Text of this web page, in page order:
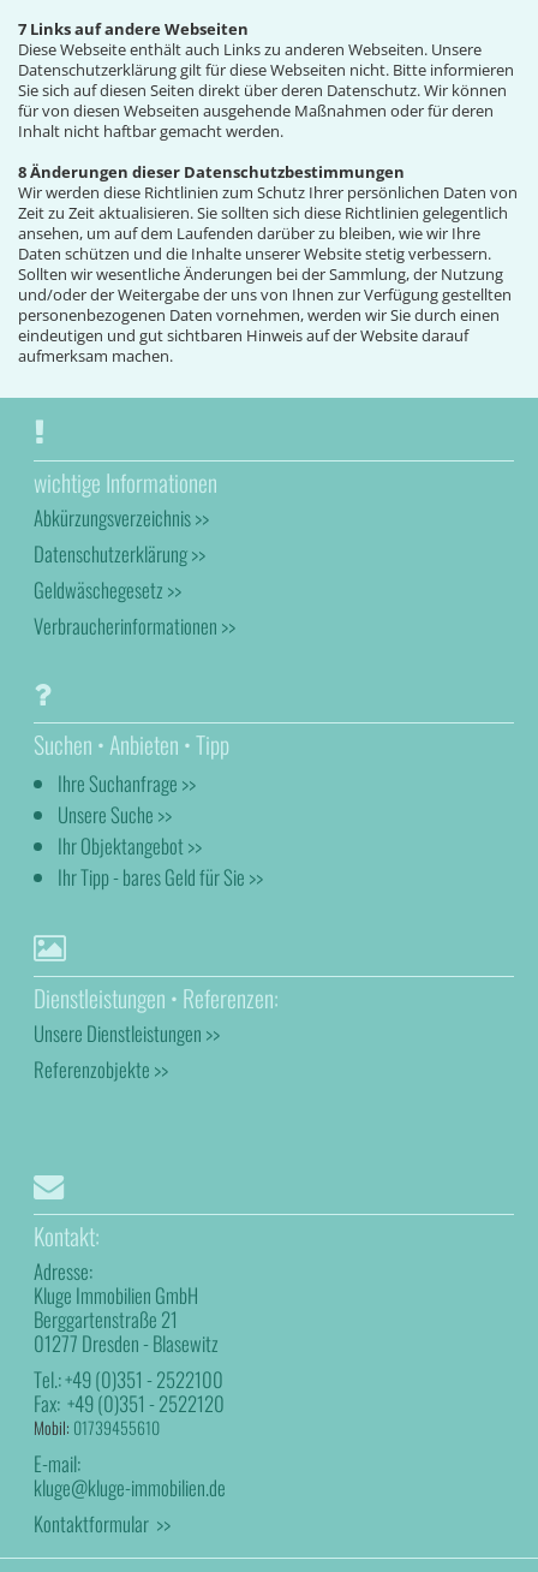
7 Links auf andere Webseiten
Diese Webseite enthält auch Links zu anderen Webseiten. Unsere
Datenschutzerklärung gilt für diese Webseiten nicht. Bitte informieren
Sie sich auf diesen Seiten direkt über deren Datenschutz. Wir können
für von diesen Webseiten ausgehende Maßnahmen oder für deren
Inhalt nicht haftbar gemacht werden.
8 Änderungen dieser Datenschutzbestimmungen
Wir werden diese Richtlinien zum Schutz Ihrer persönlichen Daten von
Zeit zu Zeit aktualisieren. Sie sollten sich diese Richtlinien gelegentlich
ansehen, um auf dem Laufenden darüber zu bleiben, wie wir Ihre
Daten schützen und die Inhalte unserer Website stetig verbessern.
Sollten wir wesentliche Änderungen bei der Sammlung, der Nutzung
und/oder der Weitergabe der uns von Ihnen zur Verfügung gestellten
personenbezogenen Daten vornehmen, werden wir Sie durch einen
eindeutigen und gut sichtbaren Hinweis auf der Website darauf
aufmerksam machen.
wichtige Informationen
Abkürzungsverzeichnis >>
Datenschutzerklärung >>
Geldwäschegesetz >>
Verbraucherinformationen >>
Suchen • Anbieten • Tipp
Ihre Suchanfrage >>
Unsere Suche >>
Ihr Objektangebot >>
Ihr Tipp - bares Geld für Sie >>
Dienstleistungen • Referenzen:
Unsere Dienstleistungen >>
Referenzobjekte >>
Kontakt:
Adresse:
Kluge Immobilien GmbH
Berggartenstraße 21
01277 Dresden - Blasewitz
Tel.:+49 (0)351 - 2522100
Fax:+49 (0)351 - 2522120
Mobil: 01739455610
E-mail:
kluge@kluge-immobilien.de
Kontaktformular >>